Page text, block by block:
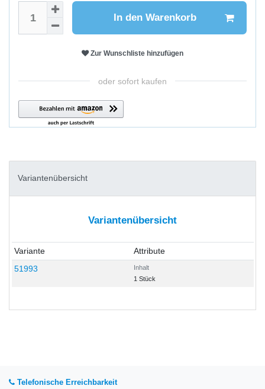
In den Warenkorb
Zur Wunschliste hinzufügen
oder sofort kaufen
Variantenübersicht
Variantenübersicht
Variante
Attribute
51993
Inhalt
1 Stück
Telefonische Erreichbarkeit